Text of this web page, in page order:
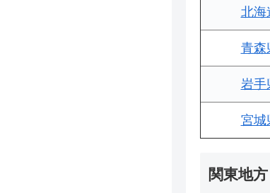
北海
青森
岩手
宮城
関東地方